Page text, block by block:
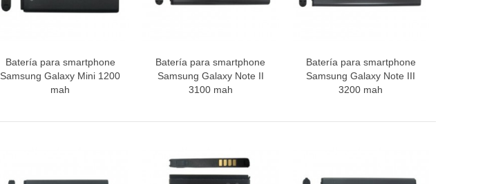
Vista rápida
Batería para smartphone
Samsung Galaxy Mini 1200
mah
Vista rápida
Batería para smartphone
Samsung Galaxy Note II
3100 mah
Vista rápida
Batería para smartphone
Samsung Galaxy Note III
3200 mah